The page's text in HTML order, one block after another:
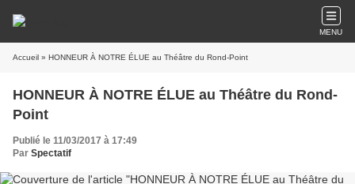
MENU
Accueil » HONNEUR À NOTRE ÉLUE au Théâtre du Rond-Point
HONNEUR À NOTRE ÉLUE au Théâtre du Rond-
Point
Publié le 11/03/2017 à 17:49
Par Spectatif